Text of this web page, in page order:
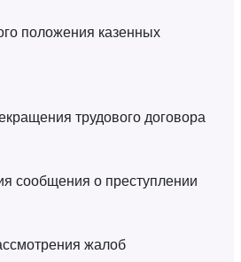
положения казенных
трудового договора
сообщения о преступлении
жалоб